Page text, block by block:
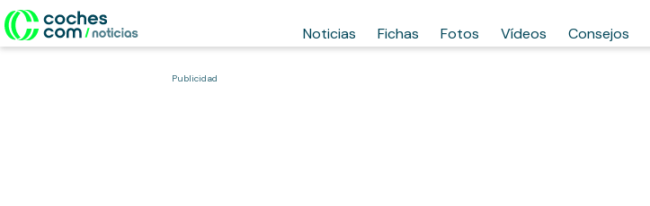
Noticias Fichas Fotos Vídeos Consejos
Publicidad